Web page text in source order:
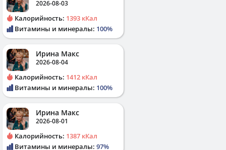
2026-08-03
Калорийность: 1393 кКал
Витамины и минералы: 100%
Ирина Макс
2026-08-04
Калорийность: 1412 кКал
Витамины и минералы: 100%
Ирина Макс
2026-08-01
Калорийность: 1387 кКал
Витамины и минералы: 97%